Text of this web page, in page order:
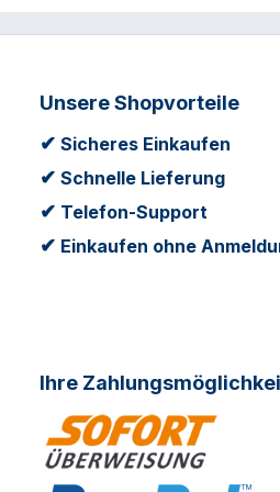
Unsere Shopvorteile
✔ Sicheres Einkaufen
✔ Schnelle Lieferung
✔ Telefon-Support
✔ Einkaufen ohne
Ihre